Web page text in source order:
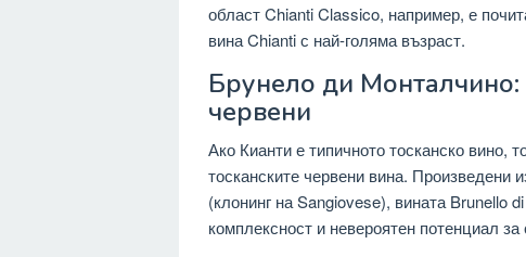
област Chianti Classico, например, е
вина Chianti с най-голяма възраст.
Брунело ди Монталчино:
червени
Ако Кианти е типичното тосканско вино,
тосканските червени вина. Произведени
(клонинг на Sangiovese), вината Brunello
комплексност и невероятен потенциал за